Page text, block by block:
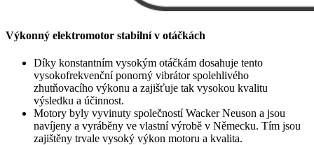
Výkonný elektromotor stabilní v otáčkách
Díky konstantním vysokým otáčkám dosahuje tento
vysokofrekvenční ponorný vibrátor spolehlivého
zhutňovacího výkonu a zajišťuje tak vysokou kvalitu
výsledku a účinnost.
Motory byly vyvinuty společností Wacker Neuson a jsou
navíjeny a vyráběny ve vlastní výrobě v Německu. Tím jsou
zajištěny trvale vysoký výkon motoru a kvalita.